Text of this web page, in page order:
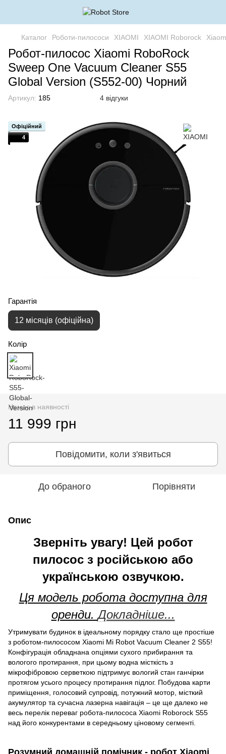
Каталог Роботи-пилососи XIAOMI XIAOMI Roborock
Робот-пилосос Xiaomi RoboRock
Sweep One Vacuum Cleaner S55
Global Version (S552-00) Чорний
Артикул: 185 4 відгуки
Офіційний
4
Гарантія
12 місяців (офіційна)
Колір
Немає в наявності
11 999 грн
Повідомити, коли з'явиться
До обраного Порівняти
Опис
Зверніть увагу! Цей робот
пилосос з російською або
українською озвучкою.
Ця модель робота доступна для
оренди.Докладніше...
Утримувати будинок в ідеальному порядку стало ще простіше
з роботом-пилососом Xiaomi Mi Robot Vacuum Cleaner 2 S55!
Конфігурація обладнана опціями сухого прибирання та
вологого протирання, при цьому водна місткість з
мікрофібровою серветкою підтримує вологий стан ганчірки
протягом усього процесу протирання підлог. Побудова карти
приміщення, голосовий супровід, потужний мотор, місткий
акумулятор та сучасна лазерна навігація – це ще далеко не
весь перелік переваг робота-пилососа Xiaomi Roborock S55
над його конкурентами в середньому ціновому сегменті.
Розумний домашній помічник - робот Xiaomi